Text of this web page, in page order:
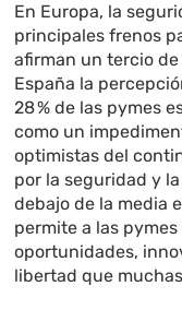
En Europa, la
principales frenos
afirman un tercio
España la
28 % de las pymes
como un
optimistas del
por la seguridad y
debajo de la media
permite a las
oportunidades,
libertad que